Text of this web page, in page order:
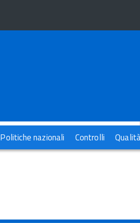
Politiche nazionali Controlli